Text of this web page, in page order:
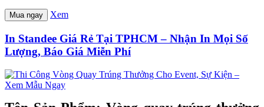
Mua ngay Xem
In Standee Giá Rẻ Tại TPHCM – Nhận In Mọi Số
Lượng, Báo Giá Miễn Phí